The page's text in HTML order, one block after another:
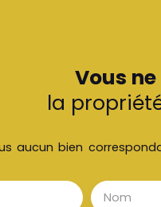
Vous
la
aucun bien
Nom